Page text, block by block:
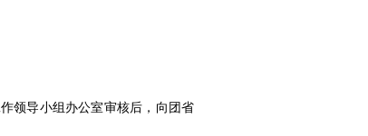
领导小组办公室审核后，向团省